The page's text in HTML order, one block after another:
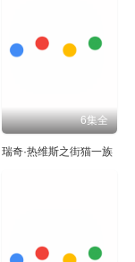
6集全
瑞奇·热维斯之街猫一族